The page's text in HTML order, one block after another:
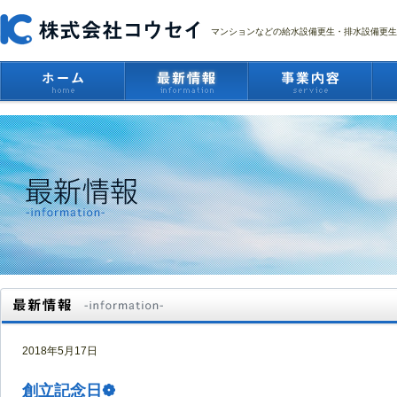
マンションなどの給水設備更生・排水設備更
2018年5月17日
創立記念日❁